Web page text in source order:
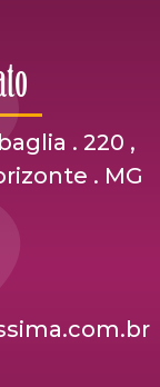
. 220 ,
. MG